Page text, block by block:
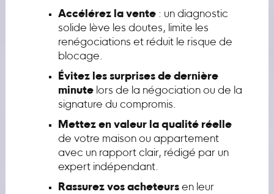
Accélérez la vente: un diagnostic
solide lève les doutes, limite les
renégociations et réduit le risque de
blocage.
Évitez les surprises de dernière
minutelors de la négociation ou de la
signature du compromis.
Mettez en valeur la qualité réelle
de votre maison ou appartement
avec un rapport clair, rédigé par un
expert indépendant.
Rassurez vos acheteursen leur